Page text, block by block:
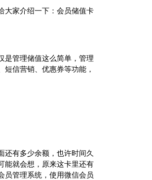
大家介绍一下：会员储值卡
是管理储值这么简单，管理
信营销、优惠券等功能，
还有多少余额，也许时间久
能就会想，原来这卡里还有
员管理系统，使用微信会员